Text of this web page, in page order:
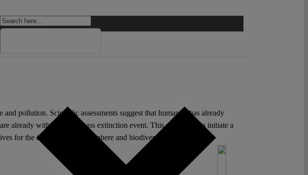
pollution. Scientific assessments suggest that humanity has already
already within a sixth mass extinction event. This post seeks to initiate a
for the integrity of the biosphere and biodiversity.